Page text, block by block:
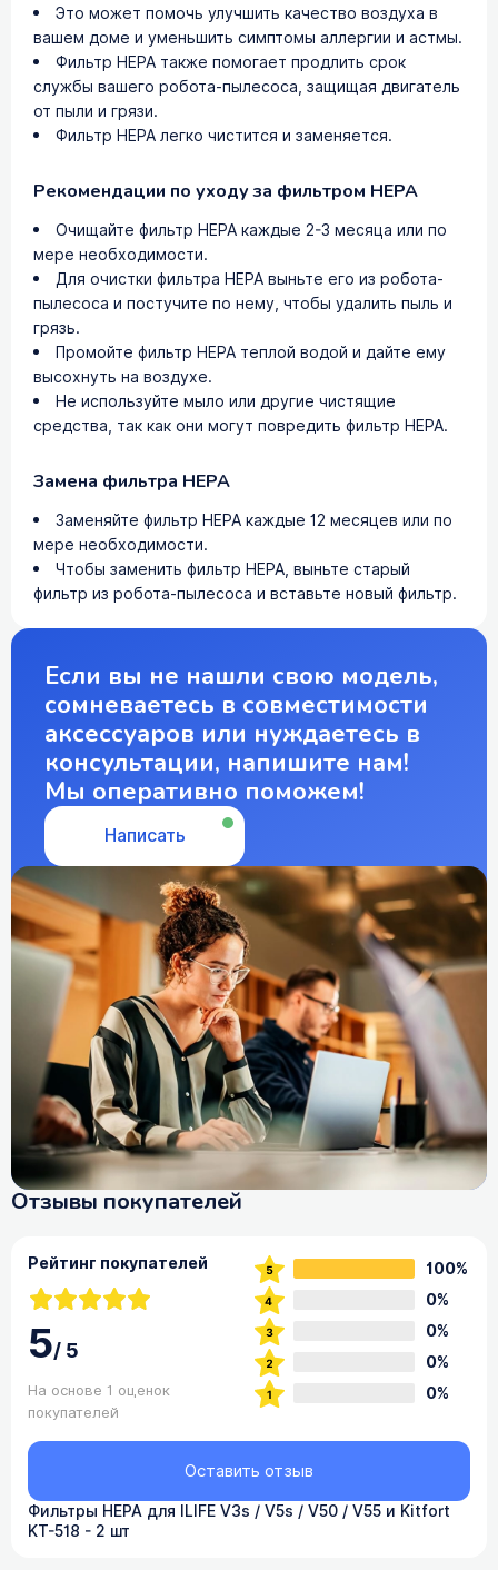
Это может помочь улучшить качество воздуха в
вашем доме и уменьшить симптомы аллергии и астмы.
Фильтр HEPA также помогает продлить срок
службы вашего робота-пылесоса, защищая двигатель
от пыли и грязи.
Фильтр HEPA легко чистится и заменяется.
Рекомендации по уходу за фильтром HEPA
Очищайте фильтр HEPA каждые 2-3 месяца или по
мере необходимости.
Для очистки фильтра HEPA выньте его из робота-
пылесоса и постучите по нему, чтобы удалить пыль и
грязь.
Промойте фильтр HEPA теплой водой и дайте ему
высохнуть на воздухе.
Не используйте мыло или другие чистящие
средства, так как они могут повредить фильтр HEPA.
Замена фильтра HEPA
Заменяйте фильтр HEPA каждые 12 месяцев или по
мере необходимости.
Чтобы заменить фильтр HEPA, выньте старый
фильтр из робота-пылесоса и вставьте новый фильтр.
Если вы не нашли свою модель,
сомневаетесь в совместимости
аксессуаров или нуждаетесь в
консультации, напишите нам!
Мы оперативно поможем!
Написать
Отзывы покупателей
Рейтинг покупателей
5/5
На основе 1 оценок
покупателей
100%
0%
0%
0%
0%
Фильтры HEPA для ILIFE V3s / V5s / V50 / V55 и Kitfort
KT-518 - 2 шт
Оставить отзыв